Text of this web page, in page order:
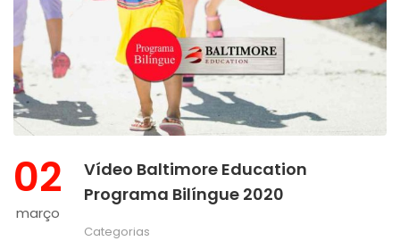
02
março
Vídeo Baltimore Education
Programa Bilíngue 2020
Categorias